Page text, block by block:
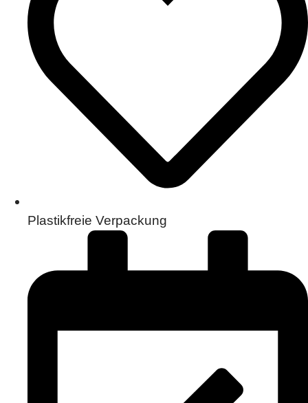
Plastikfreie Verpackung